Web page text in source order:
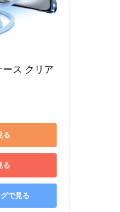
ス クリア
る
る
で見る